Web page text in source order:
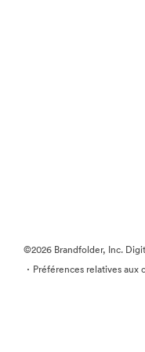
©2026 Brandfolder, Inc.
· Préférences relatives aux